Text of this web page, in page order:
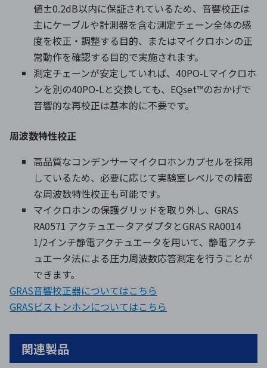
値±0.2dB以内に保証されているため、音響校正は
主にケーブルや計測器を含む測定チェーン全体の感
度を校正・調整する目的、またはマイクロホンの正
常動作を確認する目的で実施されます。
測定チェーンが安定していれば、40PO-Lマイクロホ
ンを別の40PO-Lと交換しても、EQset™のおかげで
音響的な再校正は基本的に不要です。
周波数特性校正
高品質なコンデンサーマイクロホンカプセルを採用
しているため、必要に応じて実験室レベルでの精密
な周波数特性校正も可能です。
マイクロホンの保護グリッドを取り外し、GRAS
RA0571 アクチュエータアダプタとGRAS RA0014
1/2インチ静電アクチュエータを用いて、静電アクチ
ュエータ法による圧力周波数応答測定を行うことが
できます。
GRAS音響校正器についてはこちら
GRASピストンホンについてはこちら
関連製品